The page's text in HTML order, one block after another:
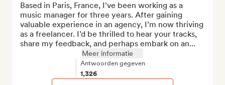
Based in Paris, France, I’ve been working as a
music manager for three years. After gaining
valuable experience in an agency, I’m now thriving
as a freelancer. I’d be thrilled to hear your tracks,
share my feedback, and perhaps embark on an...
Meer informatie
Antwoorden gegeven
1,326